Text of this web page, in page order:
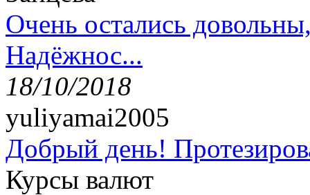
Очень остались
Надёжнос...
18/10/2018
yuliyamai2005
Добрый день!
Курсы валют